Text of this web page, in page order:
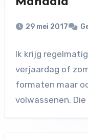
29 mei 2017
Ik krijg
verjaardag of
formaten maar
volwassenen.